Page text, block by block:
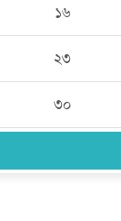
১৬
২৩
৩০